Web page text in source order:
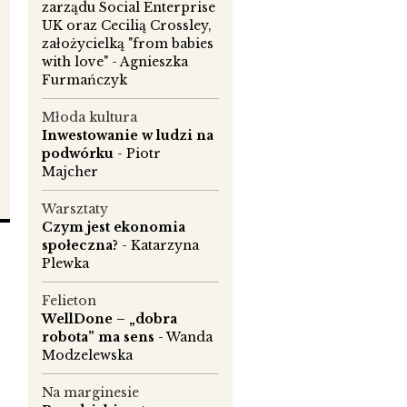
zarządu Social Enterprise
UK oraz Cecilią Crossley,
założycielką "from babies
with love" - Agnieszka
Furmańczyk
Młoda kultura
Inwestowanie w ludzi na
podwórku - Piotr
Majcher
Warsztaty
Czym jest ekonomia
społeczna? - Katarzyna
Plewka
Felieton
WellDone – „dobra
robota” ma sens - Wanda
Modzelewska
Na marginesie